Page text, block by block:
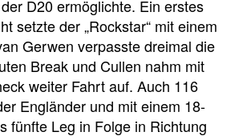
D20 ermöglichte. Ein erstes
setzte der „Rockstar“ mit einem
Gerwen verpasste dreimal die
Break und Cullen nahm mit
weiter Fahrt auf. Auch 116
Engländer und mit einem 18-
fünfte Leg in Folge in Richtung